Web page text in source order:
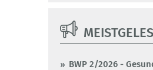
BWP 2/2026 -